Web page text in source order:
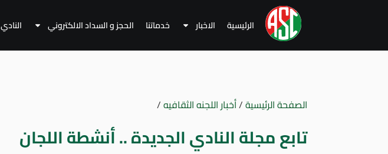
الرئيسية الاخبار خدماتنا الحجز و السداد الالكتروني النادي
الصفحة الرئيسية/أخبار اللجنه الثقافيه/
تابع مجلة النادي الجديدة .. أنشطة اللجان